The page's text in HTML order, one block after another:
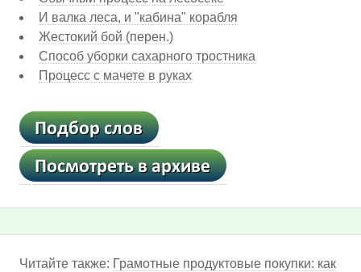
И валка леса, и "кабина" корабля
Жестокий бой (перен.)
Способ уборки сахарного тростника
Процесс с мачете в руках
Читайте также: Грамотные продуктовые покупки: как